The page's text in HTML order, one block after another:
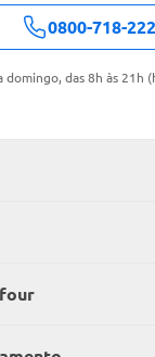
0800-718-
domingo, das 8h às 21h